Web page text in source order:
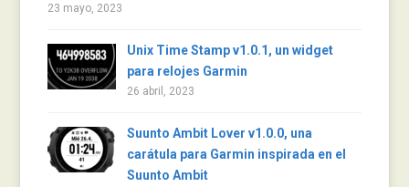
23 mayo, 2023
Unix Time Stamp v1.0.1, un widget
para relojes Garmin
26 abril, 2023
Suunto Ambit Lover v1.0.0, una
carátula para Garmin inspirada en el
Suunto Ambit